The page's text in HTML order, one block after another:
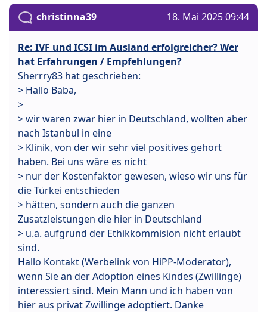
christinna39 18. Mai 2025 09:44
Re: IVF und ICSI im Ausland erfolgreicher? Wer
hat Erfahrungen / Empfehlungen?
Sherrry83 hat geschrieben:
> Hallo Baba,
>
> wir waren zwar hier in Deutschland, wollten aber
nach Istanbul in eine
> Klinik, von der wir sehr viel positives gehört
haben. Bei uns wäre es nicht
> nur der Kostenfaktor gewesen, wieso wir uns für
die Türkei entschieden
> hätten, sondern auch die ganzen
Zusatzleistungen die hier in Deutschland
> u.a. aufgrund der Ethikkommision nicht erlaubt
sind.
Hallo Kontakt (Werbelink von HiPP-Moderator),
wenn Sie an der Adoption eines Kindes (Zwillinge)
interessiert sind. Mein Mann und ich haben von
hier aus privat Zwillinge adoptiert. Danke